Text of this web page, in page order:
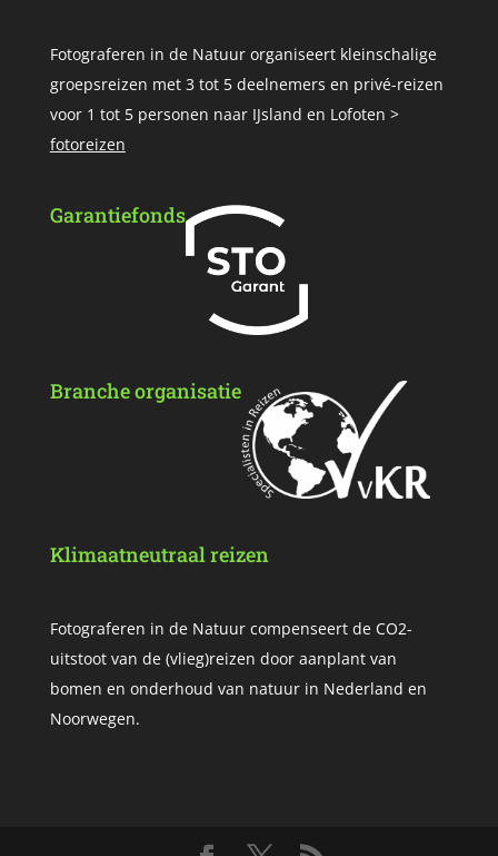
Fotograferen in de Natuur organiseert kleinschalige
groepsreizen met 3 tot 5 deelnemers en privé-reizen
voor 1 tot 5 personen naar IJsland en Lofoten >
fotoreizen
Garantiefonds
Branche organisatie
Klimaatneutraal reizen
Fotograferen in de Natuur compenseert de CO2-
uitstoot van de (vlieg)reizen door aanplant van
bomen en onderhoud van natuur in Nederland en
Noorwegen.